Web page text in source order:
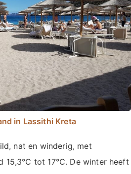
in Lassithi Kreta
nat en winderig, met
15,3°C tot 17°C. De winter heeft